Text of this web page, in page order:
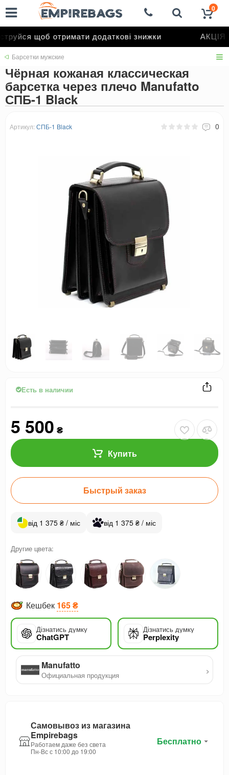
щоб отримати додаткові знижки АКЦІЯ
0
Барсетки мужские
Чёрная кожаная классическая
барсетка через плечо Manufatto
СПБ-1 Black
Артикул: СПБ-1 Black 0
Есть в наличии
5 500 ₴
Купить
Быстрый заказ
від 1 375 ₴ / міс від 1 375 ₴ / міс
Другие цвета:
Кешбек 165 ₴
Дізнатись думку
ChatGPT
Дізнатись думку
Perplexity
Manufatto
Официальная продукция ›
Самовывоз из магазина
Empirebags
Работаем даже без света
Пн-Вс с 10:00 до 19:00
Бесплатно